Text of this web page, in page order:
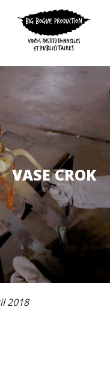
VASE CROK
2018